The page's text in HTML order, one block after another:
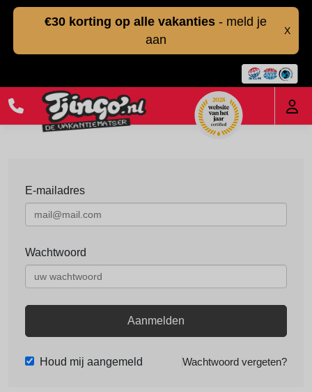
€30 korting op alle vakanties - meld je
aan
X
E-mailadres
Wachtwoord
Aanmelden
Houd mij aangemeld Wachtwoord vergeten?